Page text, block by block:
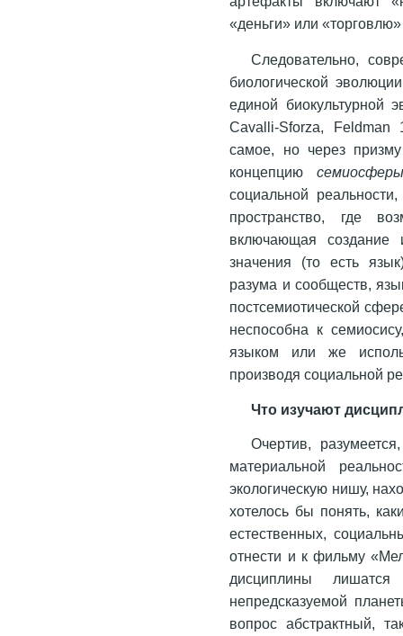
«деньги» или
Следовательно,
биологической
единой биокультурной
Cavalli-Sforza,
самое, но через
концепцию семиосферы
социальной
пространство, где
включающая создание
значения (то есть
разума и сообществ,
постсемиотической
неспособна к
языком или же
производя социальной
Что изучают
Очертив,
материальной
экологическую нишу,
хотелось бы понять,
естественных,
отнести и к фильму
дисциплины
непредсказуемой
вопрос абстрактный,